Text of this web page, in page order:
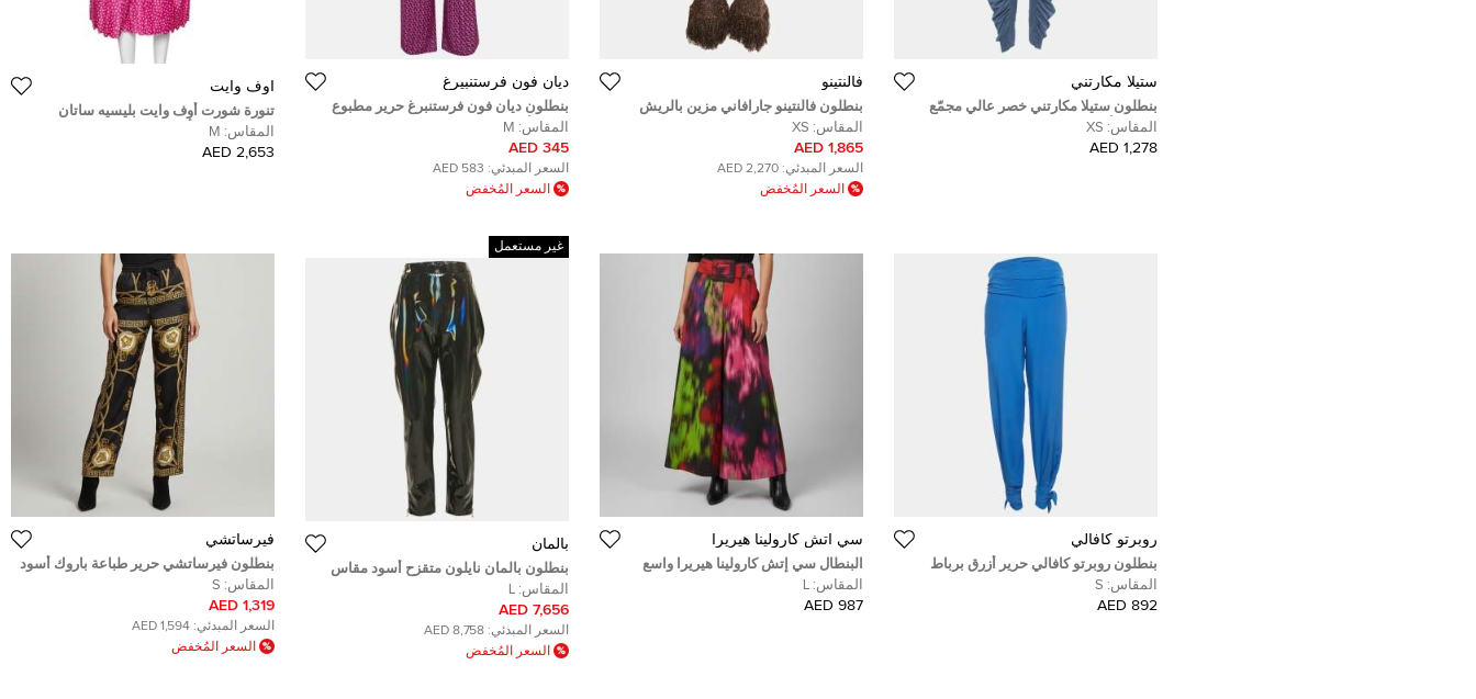
ستيلا مكارتني
بنطلون ستيلا مكارتني خصر عالي مجمّع
محبوك أزرق مقاس صغير (إكس سمول)
المقاس: XS
1,278 AED
فالنتينو
بنطلون فالنتينو جارافاني مزين بالريش
والترتر بني واسع مقاس صغير - إكس سمول
المقاس: XS
1,865 AED
السعر المبدئي: 2,270 AED
السعر المُخفض
ديان فون فرستنبيرغ
بنطلون ديان فون فرستنبرغ حرير مطبوع
زهري/أزرق مقاس متوسط - ميديم
المقاس: M
345 AED
السعر المبدئي: 583 AED
السعر المُخفض
أوف وايت
تنورة شورت أوف وايت بليسيه ساتان
مطبوع وردي بأرجل واسعة مقاس وسط (
ميديوم )
المقاس: M
2,653 AED
روبرتو كافالي
بنطلون روبرتو كافالي حرير أزرق برباط
مقاس صغير (سمول)
المقاس: S
892 AED
سي أتش كارولينا هيريرا
البنطال سي إتش كارولينا هيريرا واسع
الساق مطوي قطن بطبعة مجردة متعددة
الألوان مقاس كبير
المقاس: L
987 AED
غير مستعمل
بالمان
بنطلون بالمان نايلون متقزح أسود مقاس
كبير - لارج
المقاس: L
7,656 AED
السعر المبدئي: 8,758 AED
السعر المُخفض
فيرساتشي
بنطلون فيرساتشي حرير طباعة باروك أسود
واسع الساق كوب دو دو مقاس صغير (سمول)
المقاس: S
1,319 AED
السعر المبدئي: 1,594 AED
السعر المُخفض